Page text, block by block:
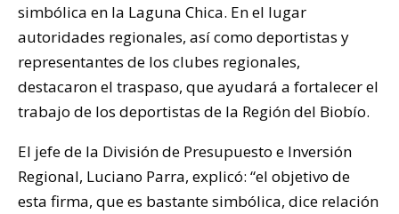
simbólica en la Laguna Chica. En el lugar
autoridades regionales, así como deportistas y
representantes de los clubes regionales,
destacaron el traspaso, que ayudará a fortalecer el
trabajo de los deportistas de la Región del Biobío.
El jefe de la División de Presupuesto e Inversión
Regional, Luciano Parra, explicó: “el objetivo de
esta firma, que es bastante simbólica, dice relación